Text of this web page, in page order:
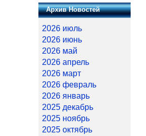
Архив Новостей
2026 июль
2026 июнь
2026 май
2026 апрель
2026 март
2026 февраль
2026 январь
2025 декабрь
2025 ноябрь
2025 октябрь